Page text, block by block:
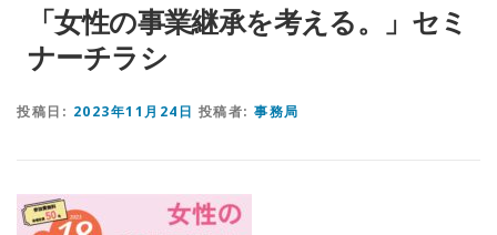
「女性の事業継承を考える。」セミ
ナーチラシ
投稿日: 2023年11月24日 投稿者: 事務局